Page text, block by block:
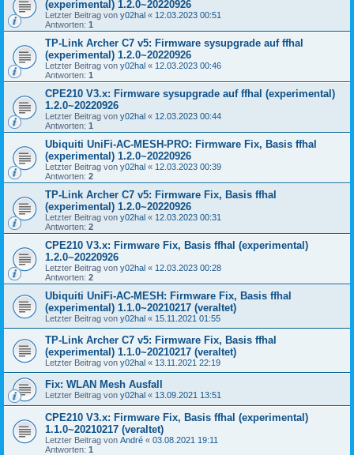
(experimental) 1.2.0~20220926
Letzter Beitrag von y02hal « 12.03.2023 00:51
Antworten: 1
TP-Link Archer C7 v5: Firmware sysupgrade auf ffhal
(experimental) 1.2.0~20220926
Letzter Beitrag von y02hal « 12.03.2023 00:46
Antworten: 1
CPE210 V3.x: Firmware sysupgrade auf ffhal (experimental)
1.2.0~20220926
Letzter Beitrag von y02hal « 12.03.2023 00:44
Antworten: 1
Ubiquiti UniFi-AC-MESH-PRO: Firmware Fix, Basis ffhal
(experimental) 1.2.0~20220926
Letzter Beitrag von y02hal « 12.03.2023 00:39
Antworten: 2
TP-Link Archer C7 v5: Firmware Fix, Basis ffhal
(experimental) 1.2.0~20220926
Letzter Beitrag von y02hal « 12.03.2023 00:31
Antworten: 2
CPE210 V3.x: Firmware Fix, Basis ffhal (experimental)
1.2.0~20220926
Letzter Beitrag von y02hal « 12.03.2023 00:28
Antworten: 2
Ubiquiti UniFi-AC-MESH: Firmware Fix, Basis ffhal
(experimental) 1.1.0~20210217 (veraltet)
Letzter Beitrag von y02hal « 15.11.2021 01:55
TP-Link Archer C7 v5: Firmware Fix, Basis ffhal
(experimental) 1.1.0~20210217 (veraltet)
Letzter Beitrag von y02hal « 13.11.2021 22:19
Fix: WLAN Mesh Ausfall
Letzter Beitrag von y02hal « 13.09.2021 13:51
CPE210 V3.x: Firmware Fix, Basis ffhal (experimental)
1.1.0~20210217 (veraltet)
Letzter Beitrag von André « 03.08.2021 19:11
Antworten: 1